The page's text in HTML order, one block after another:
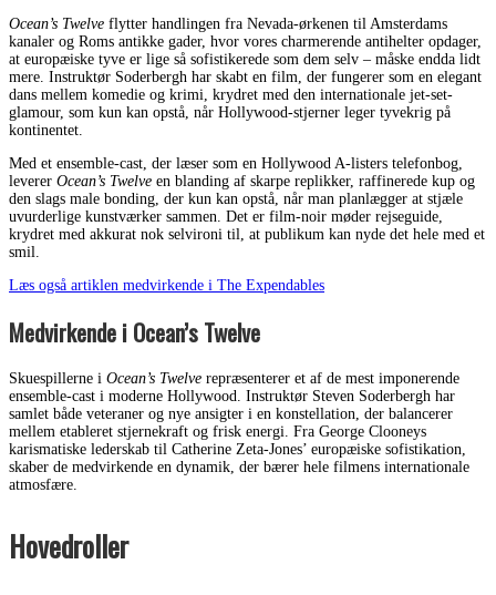
Ocean’s Twelve flytter handlingen fra Nevada-ørkenen til Amsterdams
kanaler og Roms antikke gader, hvor vores charmerende antihelter opdager,
at europæiske tyve er lige så sofistikerede som dem selv – måske endda lidt
mere. Instruktør Soderbergh har skabt en film, der fungerer som en elegant
dans mellem komedie og krimi, krydret med den internationale jet-set-
glamour, som kun kan opstå, når Hollywood-stjerner leger tyvekrig på
kontinentet.
Med et ensemble-cast, der læser som en Hollywood A-listers telefonbog,
leverer Ocean’s Twelve en blanding af skarpe replikker, raffinerede kup og
den slags male bonding, der kun kan opstå, når man planlægger at stjæle
uvurderlige kunstværker sammen. Det er film-noir møder rejseguide,
krydret med akkurat nok selvironi til, at publikum kan nyde det hele med et
smil.
Læs også artiklen medvirkende i The Expendables
Medvirkende i Ocean’s Twelve
Skuespillerne i Ocean’s Twelve repræsenterer et af de mest imponerende
ensemble-cast i moderne Hollywood. Instruktør Steven Soderbergh har
samlet både veteraner og nye ansigter i en konstellation, der balancerer
mellem etableret stjernekraft og frisk energi. Fra George Clooneys
karismatiske lederskab til Catherine Zeta-Jones’ europæiske sofistikation,
skaber de medvirkende en dynamik, der bærer hele filmens internationale
atmosfære.
Hovedroller